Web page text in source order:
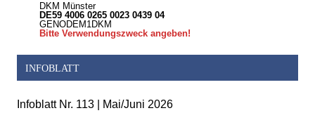
DKM Münster
DE59 4006 0265 0023 0439 04
GENODEM1DKM
Bitte Verwendungszweck angeben!
INFOBLATT
Infoblatt Nr. 113 | Mai/Juni 2026